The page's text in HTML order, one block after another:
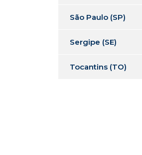
São Paulo (SP)
Sergipe (SE)
Tocantins (TO)